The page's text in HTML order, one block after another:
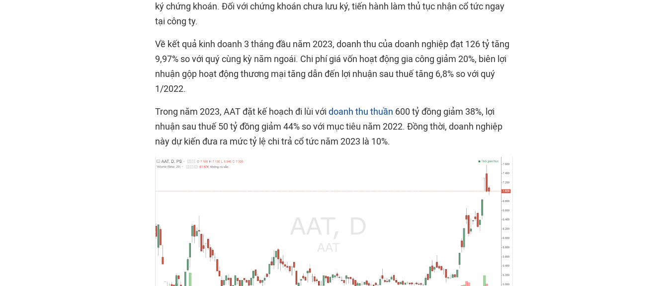
ký chứng khoán. Đối với chứng khoán chưa lưu ký, tiến hành làm thủ tục nhận cổ tức ngay
tại công ty.
Về kết quả kinh doanh 3 tháng đầu năm 2023, doanh thu của doanh nghiệp đạt 126 tỷ tăng
9,97% so với quý cùng kỳ năm ngoái. Chi phí giá vốn hoạt động gia công giảm 20%, biên lợi
nhuận gộp hoạt động thương mại tăng dẫn đến lợi nhuận sau thuế tăng 6,8% so với quý
1/2022.
Trong năm 2023, AAT đặt kế hoạch đi lùi với doanh thu thuần 600 tỷ đồng giảm 38%, lợi
nhuận sau thuế 50 tỷ đồng giảm 44% so với mục tiêu năm 2022. Đồng thời, doanh nghiệp
này dự kiến đưa ra mức tỷ lệ chi trả cổ tức năm 2023 là 10%.